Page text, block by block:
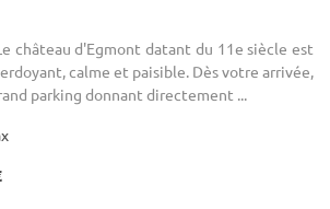
château d'Egmont datant du 11e siècle est
calme et paisible. Dès votre arrivée,
parking donnant directement ...